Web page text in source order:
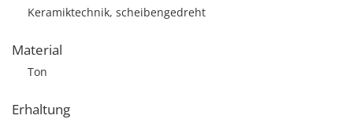
Keramiktechnik, scheibengedreht
Material
Ton
Erhaltung